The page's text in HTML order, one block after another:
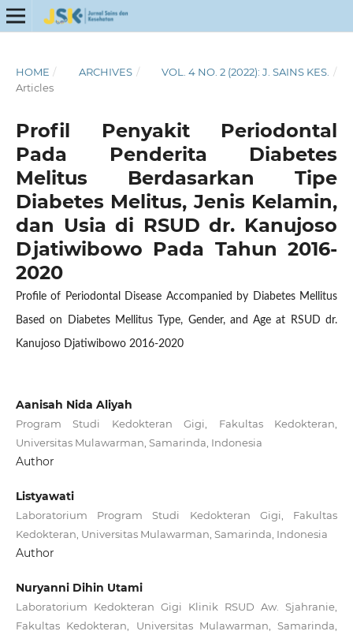
HOME / ARCHIVES / VOL. 4 NO. 2 (2022): J. SAINS KES. /
Articles
Profil Penyakit Periodontal
Pada Penderita Diabetes
Melitus Berdasarkan Tipe
Diabetes Melitus, Jenis Kelamin,
dan Usia di RSUD dr. Kanujoso
Djatiwibowo Pada Tahun 2016-
2020
Profile of Periodontal Disease Accompanied by Diabetes Mellitus
Based on Diabetes Mellitus Type, Gender, and Age at RSUD dr.
Kanujoso Djatiwibowo 2016-2020
Aanisah Nida Aliyah
Program Studi Kedokteran Gigi, Fakultas Kedokteran,
Universitas Mulawarman, Samarinda, Indonesia
Author
Listyawati
Laboratorium Program Studi Kedokteran Gigi, Fakultas
Kedokteran, Universitas Mulawarman, Samarinda, Indonesia
Author
Nuryanni Dihin Utami
Laboratorium Kedokteran Gigi Klinik RSUD Aw. Sjahranie,
Fakultas Kedokteran, Universitas Mulawarman, Samarinda,